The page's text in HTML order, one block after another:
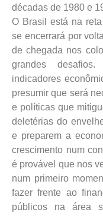
décadas de 1980 e
O Brasil está na
se encerrará por
de chegada nos
grandes
indicadores
presumir que será
e políticas que
deletérias do
e preparem a
crescimento num
é provável que nos
num primeiro
fazer frente ao
públicos na área